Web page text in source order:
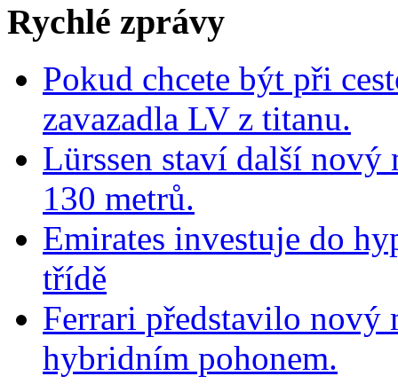
Rychlé zprávy
Pokud chcete být při
zavazadla LV z titanu.
Lürssen staví další nový
130 metrů.
Emirates investuje do
třídě
Ferrari představilo nový
hybridním pohonem.